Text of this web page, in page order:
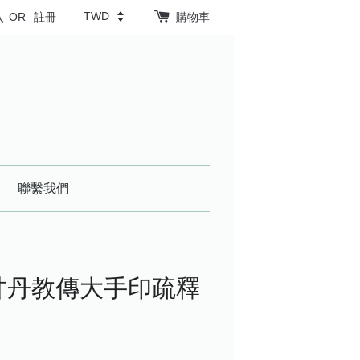
OR 註冊 購物車
聯繫我們
丹教傳大手印疏釋